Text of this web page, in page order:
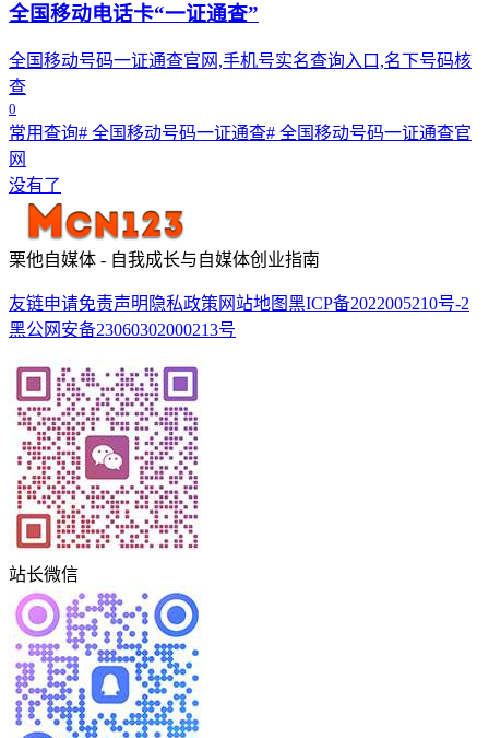
全国移动电话卡“一证通查”
全国移动号码一证通查官网,手机号实名查询入口,名下号码核
查
0
常用查询# 全国移动号码一证通查# 全国移动号码一证通查官
网
没有了
栗他自媒体 - 自我成长与自媒体创业指南
友链申请免责声明 隐私政策 网站地图黑ICP备2022005210号-2
黑公网安备23060302000213号
站长微信